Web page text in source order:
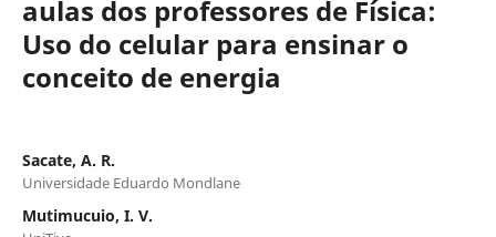
aulas dos professores de Física:
Uso do celular para ensinar o
conceito de energia
Sacate, A. R.
Universidade Eduardo Mondlane
Mutimucuio, I. V.